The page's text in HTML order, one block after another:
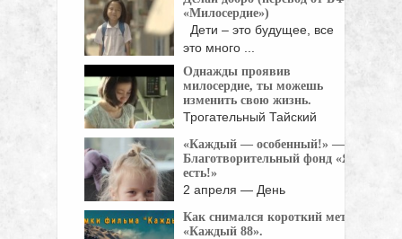
«Милосердие»)
Дети – это будущее, все
это много ...
Однажды проявив
милосердие, ты можешь
изменить свою жизнь.
Трогательный Тайский
«Каждый — особенный!» —
Благотворительный фонд «Я
есть!»
2 апреля — День
информации об ...
Как снимался короткий метр
«Каждый 88».